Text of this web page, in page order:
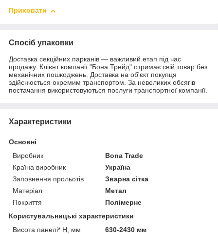
Приховати
Спосіб упаковки
Доставка секційних парканів — важливий етап під час
продажу. Клієнт компанії "Бона Трейд" отримає свій товар без
механічних пошкоджень. Доставка на об'єкт покупця
здійснюється окремим транспортом. За невеликих обсягів
постачання використовуються послуги транспортної компанії.
Характеристики
Основні
Виробник
Bona Trade
Країна виробник
Україна
Заповнення прольотів
Зварна сітка
Матеріал
Метал
Покриття
Полімерне
Користувальницькі характеристики
Висота панелі* H, мм
630-2430 мм